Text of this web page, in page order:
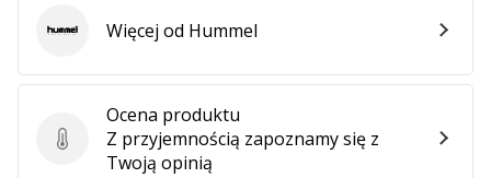
Ocena produktu
Ocena produktu
Z przyjemnością zapoznamy się z
Twoją opinią
HummelWięcej od Hummel